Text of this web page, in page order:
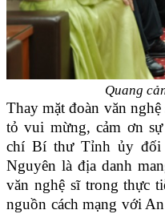
Quang
Thay mặt đoàn văn
tỏ vui mừng, cảm ơn
chí Bí thư Tỉnh ủy đối
Nguyên là địa danh
văn nghệ sĩ trong thực
nguồn cách mạng với